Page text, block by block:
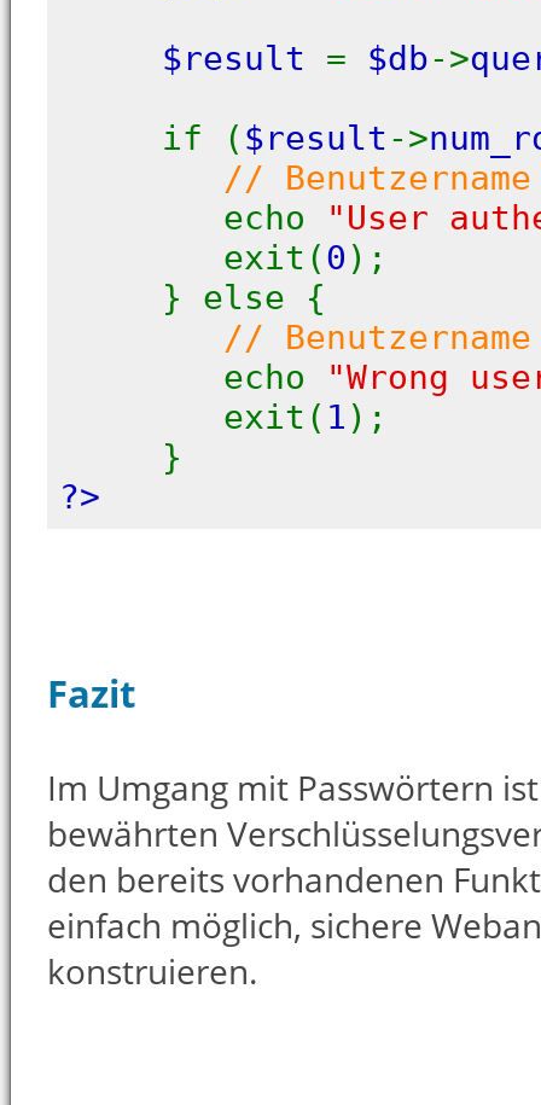
$result = $db->
if ( $result->
//
echo
"User
exit(0 );
} else {
//
echo
"Wrong
exit( 1 );
}
?>
Fazit
Im Umgang mit Passwörtern
bewährten
den bereits vorhandenen
einfach möglich, sichere
konstruieren.